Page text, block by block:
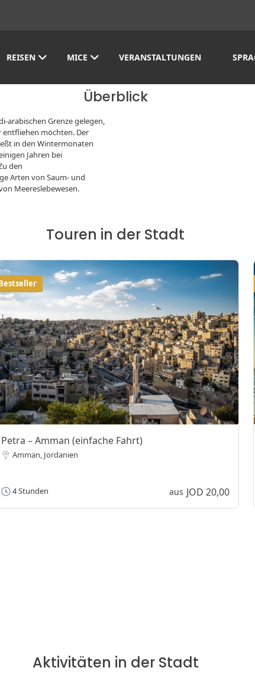
REISEN MICE VERANSTALTUNGEN
Überblick
arabischen Grenze gelegen,
entfliehen möchten. Der
in den Wintermonaten
Jahren bei
den
Arten von Saum- und
Meereslebewesen.
Touren in der Stadt
Petra – Amman (einfache Fahrt)
Amman, Jordanien
4 Stunden aus JOD 20,00
Aktivitäten in der Stadt